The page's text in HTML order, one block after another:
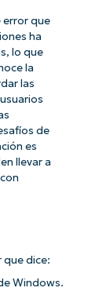
error que
ha
lo que
la
las
de
es
llevar a
que dice:
Windows.